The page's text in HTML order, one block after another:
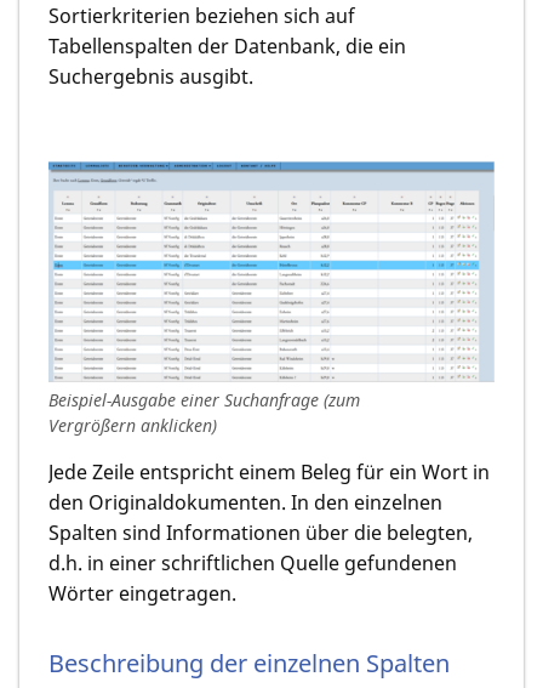
Sortierkriterien beziehen sich auf
Tabellenspalten der Datenbank, die ein
Suchergebnis ausgibt.
Beispiel-Ausgabe einer Suchanfrage (zum
Vergrößern anklicken)
Jede Zeile entspricht einem Beleg für ein Wort in
den Originaldokumenten. In den einzelnen
Spalten sind Informationen über die belegten,
d.h. in einer schriftlichen Quelle gefundenen
Wörter eingetragen.
Beschreibung der einzelnen Spalten